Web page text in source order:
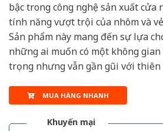
bậc trong công nghệ sản xuất cửa
tính năng vượt trội của nhôm và
Sản phẩm này mang đến sự lựa
những ai muốn có một không
trọng nhưng vẫn gần gũi với thiên
MUA HÀNG NHANH
Khuyến mại